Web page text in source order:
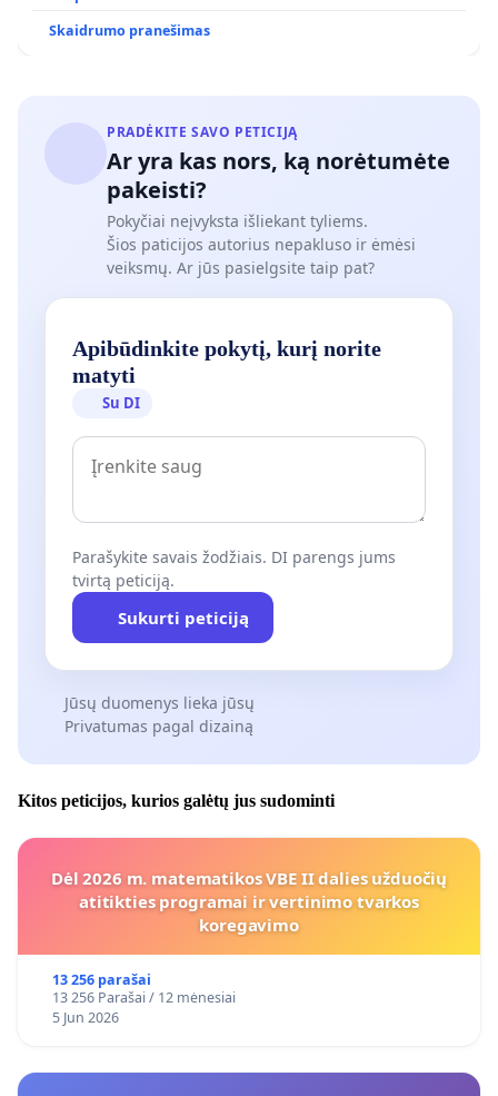
Skaidrumo pranešimas
PRADĖKITE SAVO PETICIJĄ
Ar yra kas nors, ką norėtumėte
pakeisti?
Pokyčiai neįvyksta išliekant tyliems.
Šios paticijos autorius nepakluso ir ėmėsi
veiksmų. Ar jūs pasielgsite taip pat?
Apibūdinkite pokytį, kurį norite
matyti
Su DI
Parašykite savais žodžiais. DI parengs jums
tvirtą peticiją.
Sukurti peticiją
Jūsų duomenys lieka jūsų
Privatumas pagal dizainą
Kitos peticijos, kurios galėtų jus sudominti
Dėl 2026 m. matematikos VBE II dalies užduočių
atitikties programai ir vertinimo tvarkos
koregavimo
13 256 parašai
13 256 Parašai / 12 mėnesiai
5 Jun 2026